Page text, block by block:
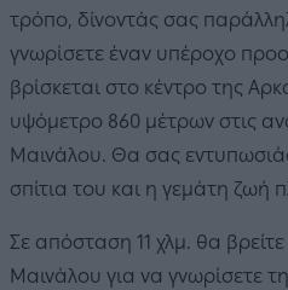
τρόπο, δίνοντάς σας
γνωρίσετε έναν υπέροχο
βρίσκεται στο κέντρο της
υψόμετρο 860 μέτρων στις
Μαινάλου. Θα σας
σπίτια του και η γεμάτη ζωή
Σε απόσταση 11 χλμ. θα
Μαινάλου για να γνωρίσετε